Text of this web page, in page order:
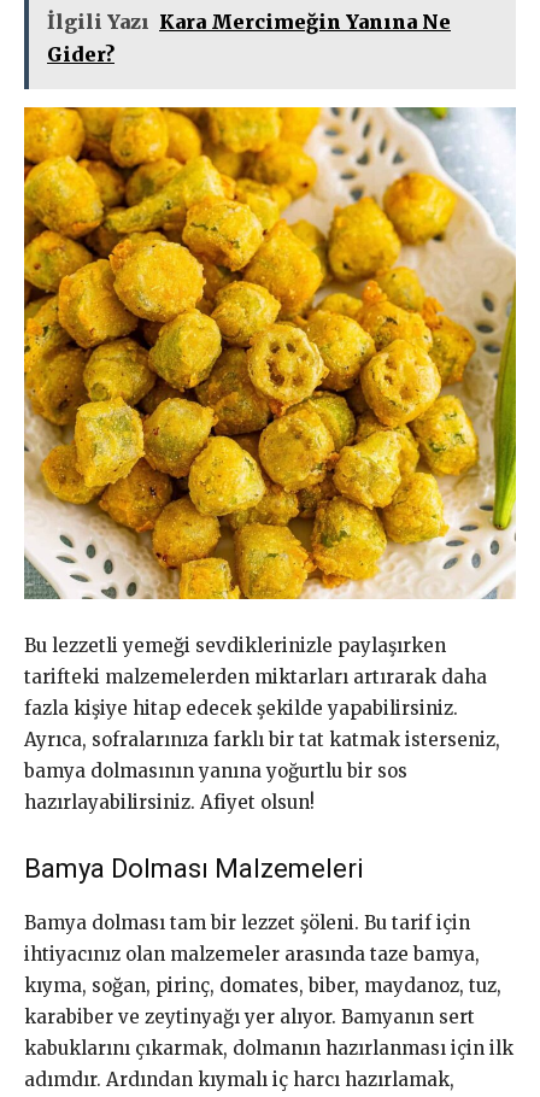
İlgili Yazı Kara Mercimeğin Yanına Ne
Gider?
Bu lezzetli yemeği sevdiklerinizle paylaşırken
tarifteki malzemelerden miktarları artırarak daha
fazla kişiye hitap edecek şekilde yapabilirsiniz.
Ayrıca, sofralarınıza farklı bir tat katmak isterseniz,
bamya dolmasının yanına yoğurtlu bir sos
hazırlayabilirsiniz. Afiyet olsun!
Bamya Dolması Malzemeleri
Bamya dolması tam bir lezzet şöleni. Bu tarif için
ihtiyacınız olan malzemeler arasında taze bamya,
kıyma, soğan, pirinç, domates, biber, maydanoz, tuz,
karabiber ve zeytinyağı yer alıyor. Bamyanın sert
kabuklarını çıkarmak, dolmanın hazırlanması için ilk
adımdır. Ardından kıymalı iç harcı hazırlamak,